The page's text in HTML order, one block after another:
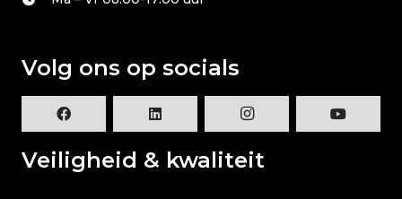
Volg ons op socials
Veiligheid & kwaliteit